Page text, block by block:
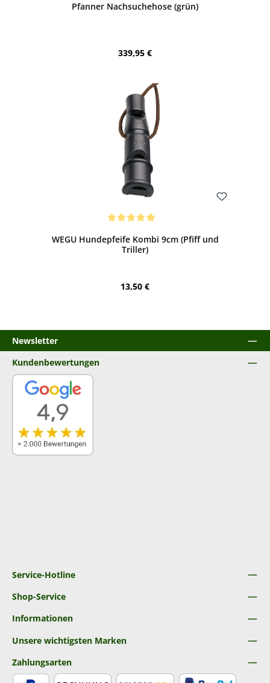
Pfanner Nachsuchehose (grün)
Regulärer Preis:
339,95 €
WEGU Hundepfeife Kombi 9cm (Pfiff und
Triller)
Regulärer Preis:
13,50 €
Newsletter
Service-Hotline
Shop-Service
Informationen
Unsere wichtigsten Marken
Kundenbewertungen
Zahlungsarten